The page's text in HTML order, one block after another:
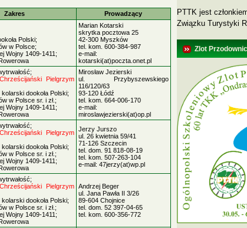
Zakres Prowadzący
Polski;
w Polsce;
Wojny 1409-1411;
Marian Kotarski
skrytka pocztowa 25
42-300 Myszków
tel. kom. 600-384-987
e-mail:
kotarski(at)poczta.onet.pl
Pielgrzym
kolarski dookoła Polski;
w Polsce sr. i zł.;
Wojny 1409-1411;
Mirosław Jezierski
ul. Przybyszewskiego
116/120/63
93-120 Łódź
tel. kom. 664-006-170
e-mail:
miroslawjezierski(at)op.pl
Pielgrzym
kolarski dookoła Polski;
w Polsce sr. i zł.;
Wojny 1409-1411;
Jerzy Jurszo
ul. 26 kwietnia 59/41
71-126 Szczecin
tel. dom. 91 818-08-19
tel. kom. 507-263-104
e-mail: 47jerzy(at)wp.pl
Pielgrzym
kolarski dookoła Polski;
w Polsce sr. i zł.;
Wojny 1409-1411;
Andrzej Beger
ul. Jana Pawła II 3/26
89-604 Chojnice
tel. dom. 52 397-04-65
tel. kom. 600-356-772
PTTK jest
Związku Turystyki
Zlot